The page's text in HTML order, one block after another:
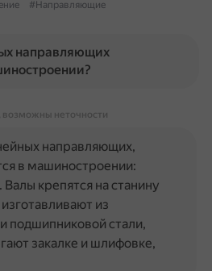
#Направляющие
направляющих
возможны неточности
направляющих,
в машиностроении:
крепятся на станину
из
подшипниковой стали,
закалке и шлифовке,